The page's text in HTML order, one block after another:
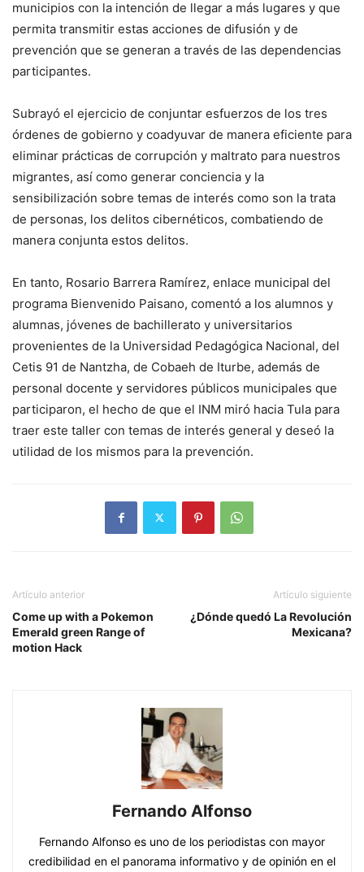
municipios con la intención de llegar a más lugares y que
permita transmitir estas acciones de difusión y de
prevención que se generan a través de las dependencias
participantes.
Subrayó el ejercicio de conjuntar esfuerzos de los tres
órdenes de gobierno y coadyuvar de manera eficiente para
eliminar prácticas de corrupción y maltrato para nuestros
migrantes, así como generar conciencia y la
sensibilización sobre temas de interés como son la trata
de personas, los delitos cibernéticos, combatiendo de
manera conjunta estos delitos.
En tanto, Rosario Barrera Ramírez, enlace municipal del
programa Bienvenido Paisano, comentó a los alumnos y
alumnas, jóvenes de bachillerato y universitarios
provenientes de la Universidad Pedagógica Nacional, del
Cetis 91 de Nantzha, de Cobaeh de Iturbe, además de
personal docente y servidores públicos municipales que
participaron, el hecho de que el INM miró hacia Tula para
traer este taller con temas de interés general y deseó la
utilidad de los mismos para la prevención.
Artículo anterior
Come up with a Pokemon
Emerald green Range of
motion Hack
Artículo siguiente
¿Dónde quedó La Revolución
Mexicana?
Fernando Alfonso
Fernando Alfonso es uno de los periodistas con mayor
credibilidad en el panorama informativo y de opinión en el